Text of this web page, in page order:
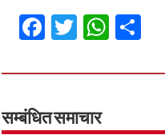
Fa
ce
b
o
o
T
wi
tt
er
W
h
at
p
ar
सम्बंधित समाचार